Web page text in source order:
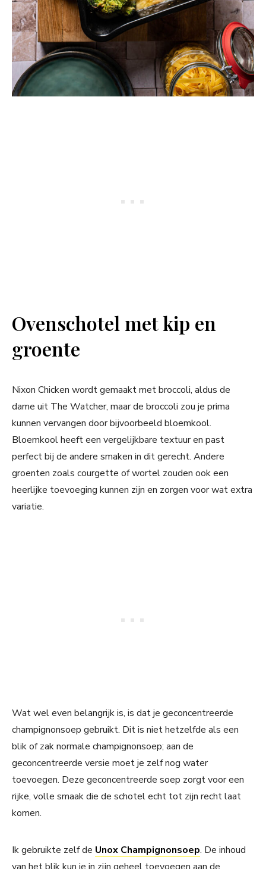
Ovenschotel met kip en
groente
Nixon Chicken wordt gemaakt met broccoli, aldus de
dame uit The Watcher, maar de broccoli zou je prima
kunnen vervangen door bijvoorbeeld bloemkool.
Bloemkool heeft een vergelijkbare textuur en past
perfect bij de andere smaken in dit gerecht. Andere
groenten zoals courgette of wortel zouden ook een
heerlijke toevoeging kunnen zijn en zorgen voor wat extra
variatie.
Wat wel even belangrijk is, is dat je geconcentreerde
champignonsoep gebruikt. Dit is niet hetzelfde als een
blik of zak normale champignonsoep; aan de
geconcentreerde versie moet je zelf nog water
toevoegen. Deze geconcentreerde soep zorgt voor een
rijke, volle smaak die de schotel echt tot zijn recht laat
komen.
Ik gebruikte zelf de Unox Champignonsoep. De inhoud